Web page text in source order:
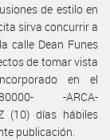
de estilo en
sirva concurrir a
calle Dean Funes
de tomar vista
en el
-ARCA-
(10) días hábiles
publicación.